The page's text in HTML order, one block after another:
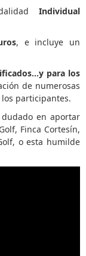
Individual
, e incluye un
para los
de numerosas
participantes.
en aportar
Finca Cortesín,
o esta humilde